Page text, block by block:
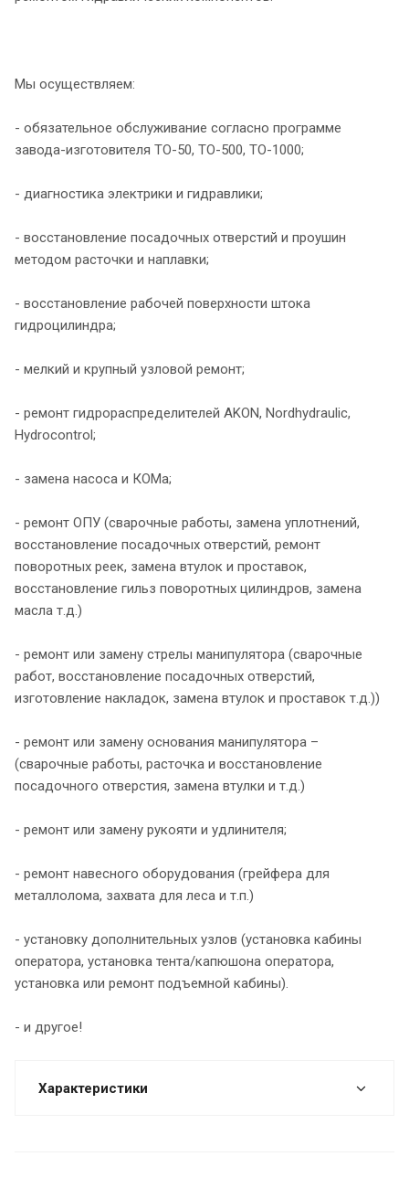
Мы осуществляем:
- обязательное обслуживание согласно программе
завода-изготовителя ТО-50, ТО-500, ТО-1000;
- диагностика электрики и гидравлики;
- восстановление посадочных отверстий и проушин
методом расточки и наплавки;
- восстановление рабочей поверхности штока
гидроцилиндра;
- мелкий и крупный узловой ремонт;
- ремонт гидрораспределителей AKON, Nordhydraulic,
Hydrocontrol;
- замена насоса и КОМа;
- ремонт ОПУ (сварочные работы, замена уплотнений,
восстановление посадочных отверстий, ремонт
поворотных реек, замена втулок и проставок,
восстановление гильз поворотных цилиндров, замена
масла т.д.)
- ремонт или замену стрелы манипулятора (сварочные
работ, восстановление посадочных отверстий,
изготовление накладок, замена втулок и проставок т.д.))
- ремонт или замену основания манипулятора –
(сварочные работы, расточка и восстановление
посадочного отверстия, замена втулки и т.д.)
- ремонт или замену рукояти и удлинителя;
- ремонт навесного оборудования (грейфера для
металлолома, захвата для леса и т.п.)
- установку дополнительных узлов (установка кабины
оператора, установка тента/капюшона оператора,
установка или ремонт подъемной кабины).
- и другое!
Характеристики